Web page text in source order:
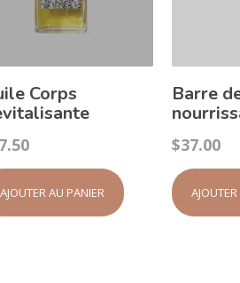
Corps
AJOUTER AU PANIER
Barre
$37.00